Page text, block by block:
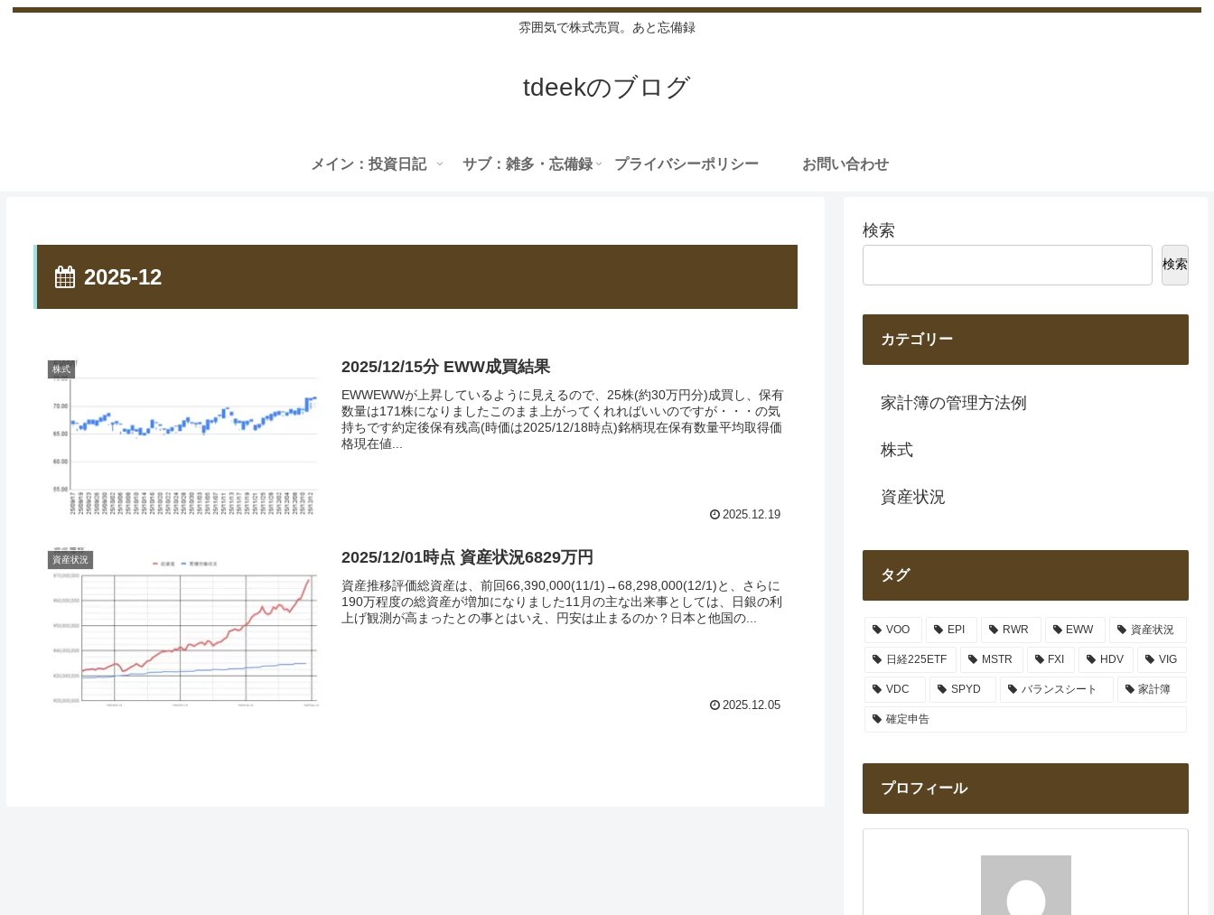
雰囲気で株式売買。あと忘備録
tdeekのブログ
メイン：投資日記 サブ：雑多・忘備録 プライバシーポリシー お問い合わせ
2025-12
株式 2025/12/15分 EWW成買結果
EWWEWWが上昇しているように見えるので、25株(約30万円分)成買し、保有
数量は171株になりましたこのまま上がってくれればいいのですが・・・の気
持ちです約定後保有残高(時価は2025/12/18時点)銘柄現在保有数量平均取得価
格現在値...
2025.12.19
資産状況 2025/12/01時点 資産状況6829万円
資産推移評価総資産は、前回66,390,000(11/1)→68,298,000(12/1)と、さらに
190万程度の総資産が増加になりました11月の主な出来事としては、日銀の利
上げ観測が高まったとの事とはいえ、円安は止まるのか？日本と他国の...
2025.12.05
検索
検索
カテゴリー
家計簿の管理方法例
株式
資産状況
タグ
VOO EPI RWR EWW 資産状況
日経225ETF MSTR FXI HDV VIG
VDC SPYD バランスシート 家計簿
確定申告
プロフィール